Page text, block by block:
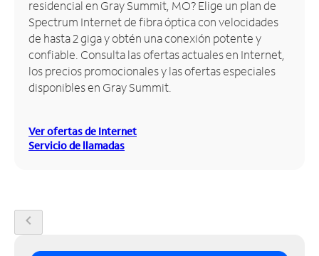
Administrar
cuenta
Encuentra
una
tienda
residencial en Gray Summit, MO? Elige un plan de
Spectrum Internet de fibra óptica con velocidades
de hasta 2 giga y obtén una conexión potente y
confiable. Consulta las ofertas actuales en Internet,
los precios promocionales y las ofertas especiales
disponibles en Gray Summit.
Ver ofertas de Internet
Servicio de llamadas
chevron_left